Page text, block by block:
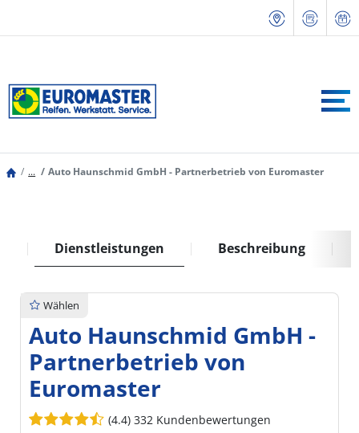
... Auto Haunschmid GmbH - Partnerbetrieb von Euromaster
Dienstleistungen Beschreibung
Wählen
Auto Haunschmid GmbH -
Partnerbetrieb von
Euromaster
(4.4) 332 Kundenbewertungen